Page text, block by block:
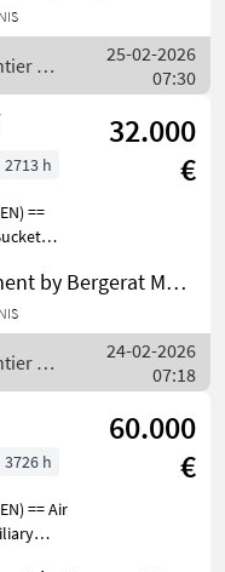
Check
Body -
/
25-02-2026
07:30
32.000
€
2713 h
==
Hand
Used Equipment by Bergerat Monnoyeur
/
24-02-2026
07:18
60.000
€
3726 h
== Air